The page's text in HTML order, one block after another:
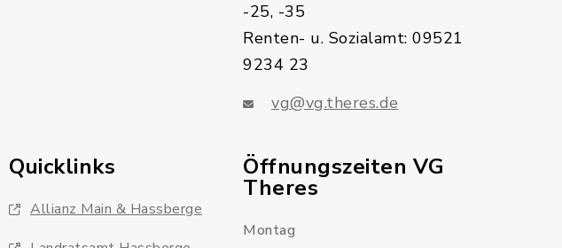
-25, -35
Renten- u. Sozialamt: 09521
9234 23
vg@vg.theres.de
Quicklinks
Allianz Main & Hassberge
Öffnungszeiten VG
Theres
Montag